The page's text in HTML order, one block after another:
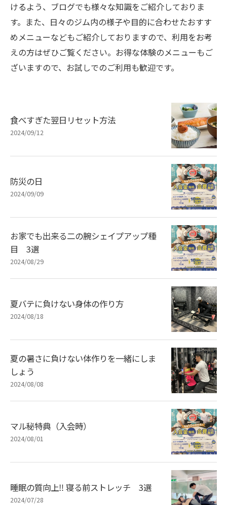
けるよう、ブログでも様々な知識をご紹介しておりま
す。また、日々のジム内の様子や目的に合わせたおすす
めメニューなどもご紹介しておりますので、利用をお考
えの方はぜひご覧ください。お得な体験のメニューもご
ざいますので、お試しでのご利用も歓迎です。
食べすぎた翌日リセット方法
2024/09/12
防災の日
2024/09/09
お家でも出来る二の腕シェイプアップ種
目 3選
2024/08/29
夏バテに負けない身体の作り方
2024/08/18
夏の暑さに負けない体作りを一緒にしま
しょう
2024/08/08
マル秘特典（入会時）
2024/08/01
睡眠の質向上‼︎ 寝る前ストレッチ 3選
2024/07/28